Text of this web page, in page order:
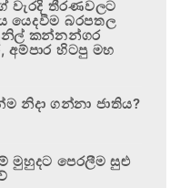
වැරදි තීරණවලට
යෙදවීම බරපතල
කන්නන්ගර
හිටපු මහ
නිදා ගන්නා ජාතිය?
මුහුදට පෙරලීම සුළු